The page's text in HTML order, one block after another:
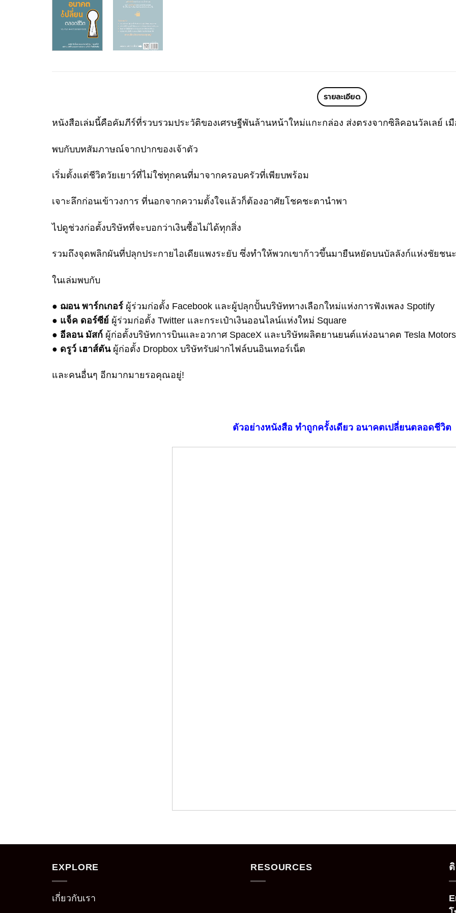
รายละเอียด
หนังสือเล่มนี้คือคัมภีร์ที่รวบรวมประวัติของเศรษฐีพันล้านหน้าใหม่แกะกล่อง ส่งตรงจากซิลิคอนวัลเลย์ เ
พบกับบทสัมภาษณ์จากปากของเจ้าตัว
เริ่มตั้งแต่ชีวิตวัยเยาว์ที่ไม่ใช่ทุกคนที่มาจากครอบครัวที่เพียบพร้อม
เจาะลึกก่อนเข้าวงการ ที่นอกจากความตั้งใจแล้วก็ต้องอาศัยโชคชะตานำพา
ไปดูช่วงก่อตั้งบริษัทที่จะบอกว่าเงินซื้อไม่ได้ทุกสิ่ง
รวมถึงจุดพลิกผันที่ปลุกประกายไอเดียแพงระยับ ซึ่งทำให้พวกเขาก้าวขึ้นมายืนหยัดบนบัลลังก์แห่งชัยชน
ในเล่มพบกับ
● ฌอน พาร์กเกอร์ ผู้ร่วมก่อตั้ง Facebook และผู้ปลุกปั้นบริษัททางเลือกใหม่แห่งการฟังเพลง Spotify
● แจ็ค ดอร์ซีย์ ผู้ร่วมก่อตั้ง Twitter และกระเป๋าเงินออนไลน์แห่งใหม่ Square
● อีลอน มัสก์ ผู้ก่อตั้งบริษัทการบินและอวกาศ SpaceX และบริษัทผลิตยานยนต์แห่งอนาคต Tesla Motors
● ดรูว์ เฮาส์ตันผู้ก่อตั้ง Dropbox บริษัทรับฝากไฟล์บนอินเทอร์เน็ต
และคนอื่นๆ อีกมากมายรอคุณอยู่!
ตัวอย่างหนังสือ ทำถูกครั้งเดียว อนาคตเปลี่ยนตลอดชีวิต
EXPLORE
เกี่ยวกับเรา
RESOURCES